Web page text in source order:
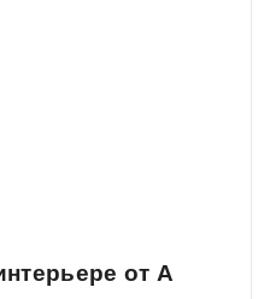
от А